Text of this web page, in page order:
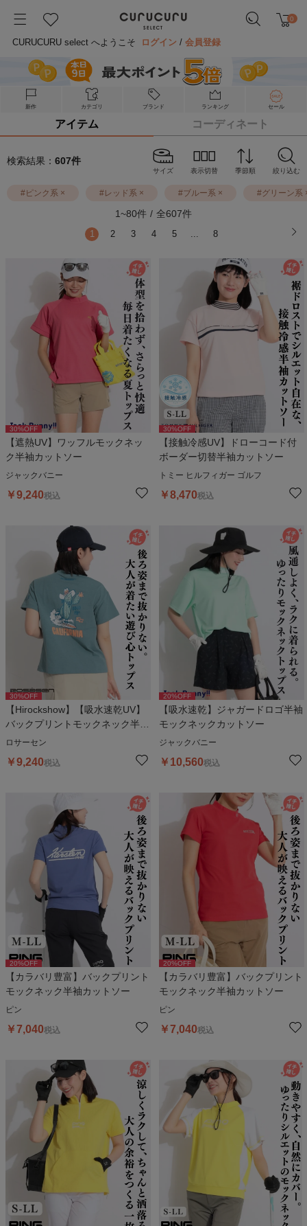
0
CURUCURU select へようこそ ログイン /会員登録
新作 カテゴリ ブランド ランキング セール
アイテム コーディネート
検索結果： 607件
サイズ 表示切替 季節順 絞り込む
#ピンク系 × #レッド系 × #ブルー系 × #グリーン系
1~80件 / 全607件
1 2 3 4 5 ... 8
30%OFF
【遮熱UV】ワッフルモックネッ
ク半袖カットソー
ジャックバニー
￥9,240税込
30%OFF
【接触冷感UV】ドローコード付
ボーダー切替半袖カットソー
トミー ヒルフィガー ゴルフ
￥8,470税込
30%OFF
【Hirockshow】【吸水速乾UV】
バックプリントモックネック半袖
カットソー
ロサーセン
￥9,240税込
20%OFF
【吸水速乾】ジャガードロゴ半袖
モックネックカットソー
ジャックバニー
￥ 10,560税込
20%OFF
【カラバリ豊富】バックプリント
モックネック半袖カットソー
ピン
￥7,040税込
20%OFF
【カラバリ豊富】バックプリント
モックネック半袖カットソー
ピン
￥7,040税込